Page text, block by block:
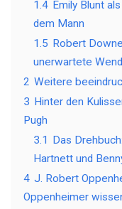
1.4 Emily Blunt
dem Mann
1.5 Robert
unerwartete
2 Weitere
3 Hinter den
Pugh
3.1 Das
Hartnett und
4 J. Robert
Oppenheimer